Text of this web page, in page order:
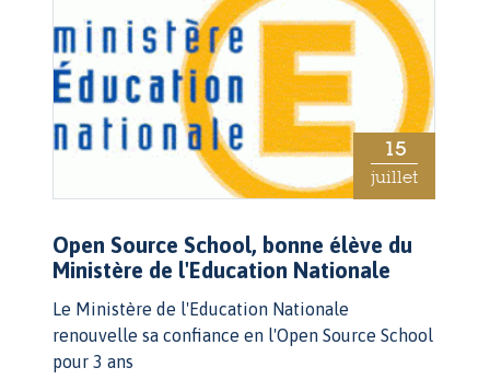
15
juillet
Open Source School, bonne élève du
Ministère de l'Education Nationale
Le Ministère de l'Education Nationale
renouvelle sa confiance en l'Open Source School
pour 3 ans